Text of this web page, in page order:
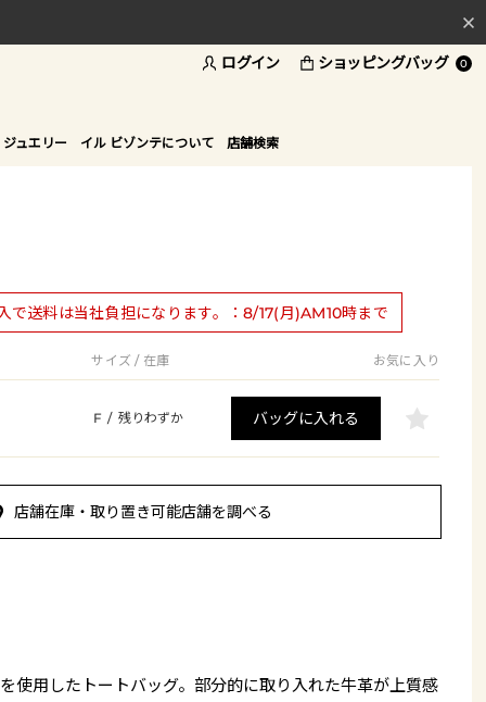
ログイン ショッピングバッグ 0
ュエリー イル ビゾンテについて 店舗検索
で送料は当社負担になります。：8/17(月)AM10時まで
サイズ / 在庫 お気に入り
F / 残りわずか バッグに入れる
店舗在庫・取り置き可能店舗を調べる
使用したトートバッグ。部分的に取り入れた牛革が上質感